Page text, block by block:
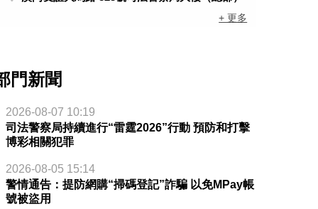
+ 更多
門新聞
2026-08-07 10:19
司法警察局持續進行“雷霆2026”行動 預防和打擊
博彩相關犯罪
2026-08-05 15:14
警情通告：提防網購“掃碼登記”詐騙 以免MPay帳
號被盜用